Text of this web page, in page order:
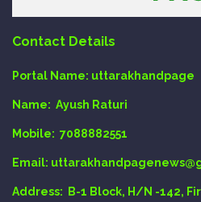
Contact Details
Portal Name: uttarakhandpage
Name: Ayush Raturi
Mobile: 7088882551
Email:
Address: B-1 Block, H/N -142,